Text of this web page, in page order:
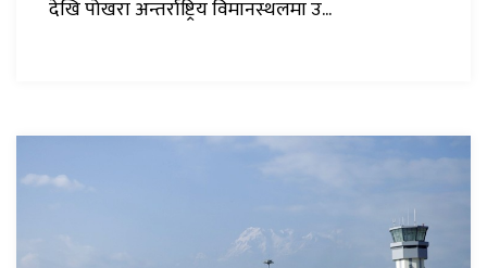
देखि पोखरा अन्तर्राष्ट्रिय विमानस्थलमा उ...